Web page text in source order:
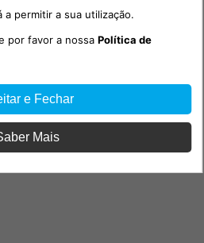
permitir a sua utilização.
por favor a nossaPolítica de
e Fechar
Mais